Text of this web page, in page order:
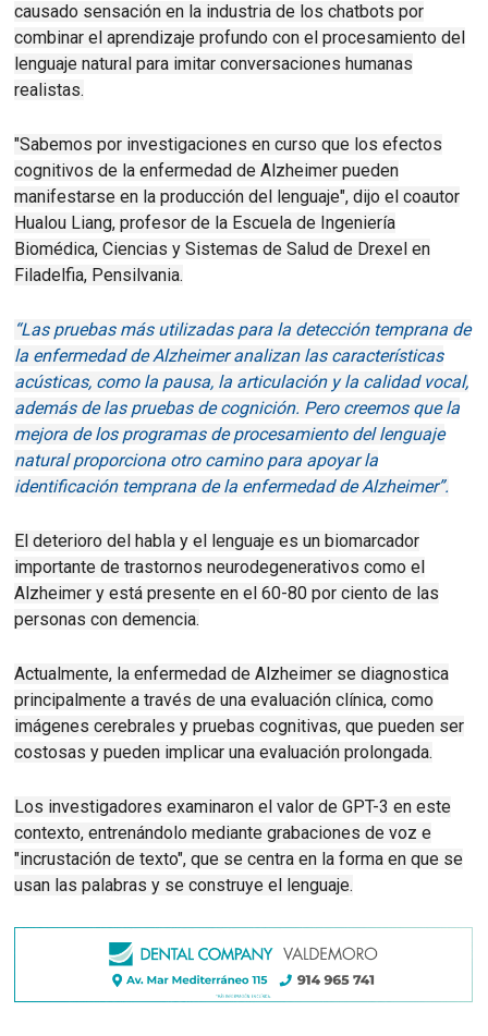
causado sensación en la industria de los chatbots por
combinar el aprendizaje profundo con el procesamiento del
lenguaje natural para imitar conversaciones humanas
realistas.
"Sabemos por investigaciones en curso que los efectos
cognitivos de la enfermedad de Alzheimer pueden
manifestarse en la producción del lenguaje", dijo el coautor
Hualou Liang, profesor de la Escuela de Ingeniería
Biomédica, Ciencias y Sistemas de Salud de Drexel en
Filadelfia, Pensilvania.
“Las pruebas más utilizadas para la detección temprana de
la enfermedad de Alzheimer analizan las características
acústicas, como la pausa, la articulación y la calidad vocal,
además de las pruebas de cognición. Pero creemos que la
mejora de los programas de procesamiento del lenguaje
natural proporciona otro camino para apoyar la
identificación temprana de la enfermedad de Alzheimer”.
El deterioro del habla y el lenguaje es un biomarcador
importante de trastornos neurodegenerativos como el
Alzheimer y está presente en el 60-80 por ciento de las
personas con demencia.
Actualmente, la enfermedad de Alzheimer se diagnostica
principalmente a través de una evaluación clínica, como
imágenes cerebrales y pruebas cognitivas, que pueden ser
costosas y pueden implicar una evaluación prolongada.
Los investigadores examinaron el valor de GPT-3 en este
contexto, entrenándolo mediante grabaciones de voz e
"incrustación de texto", que se centra en la forma en que se
usan las palabras y se construye el lenguaje.